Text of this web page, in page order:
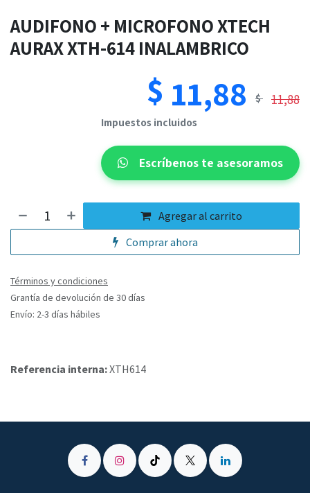
AUDIFONO + MICROFONO XTECH
AURAX XTH-614 INALAMBRICO
$ 11,88 $ 11,88
​​Impuestos incluidos
Escríbenos te asesoramos​
Agregar al carrito
Comprar ahora
Términos y condiciones
Grantía de devolución de 30 días
Envío: 2-3 días hábiles
Referencia interna:XTH614